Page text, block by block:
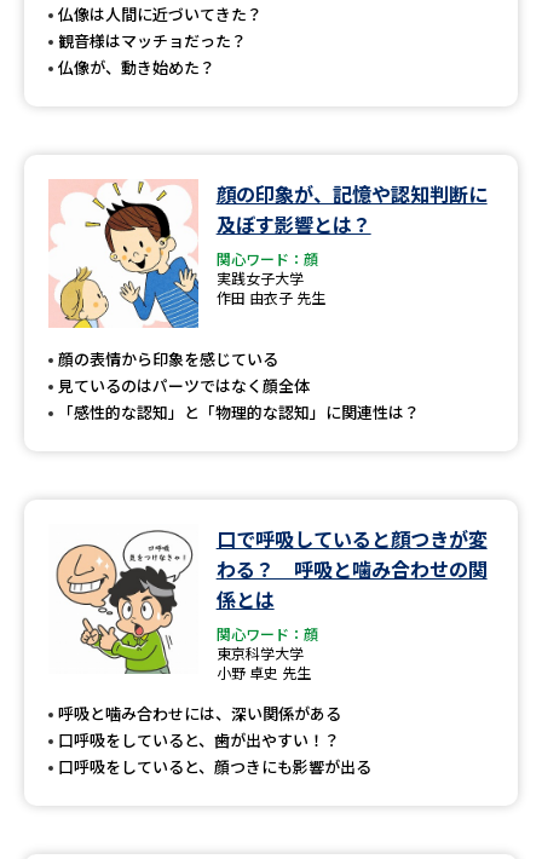
仏像は人間に近づいてきた？
観音様はマッチョだった？
仏像が、動き始めた？
顔の印象が、記憶や認知判断に
及ぼす影響とは？
関心ワード：顔
実践女子大学
作田 由衣子 先生
顔の表情から印象を感じている
見ているのはパーツではなく顔全体
「感性的な認知」と「物理的な認知」に関連性は？
口で呼吸していると顔つきが変
わる？ 呼吸と噛み合わせの関
係とは
関心ワード：顔
東京科学大学
小野 卓史 先生
呼吸と噛み合わせには、深い関係がある
口呼吸をしていると、歯が出やすい！？
口呼吸をしていると、顔つきにも影響が出る